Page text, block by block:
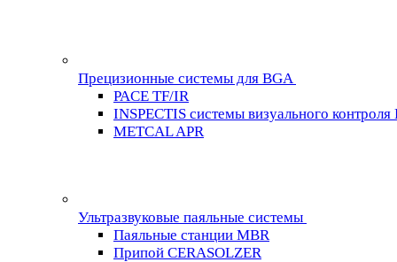
Прецизионные системы для BGA
PACE TF/IR
INSPECTIS системы визуального контроля
METCAL APR
Ультразвуковые паяльные системы
Паяльные станции MBR
Припой CERASOLZER